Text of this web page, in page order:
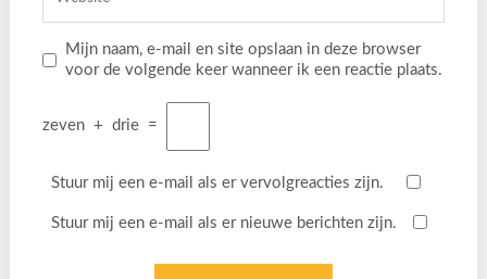
Mijn naam, e-mail en site opslaan in deze browser
voor de volgende keer wanneer ik een reactie plaats.
zeven + drie =
Stuur mij een e-mail als er vervolgreacties zijn.
Stuur mij een e-mail als er nieuwe berichten zijn.